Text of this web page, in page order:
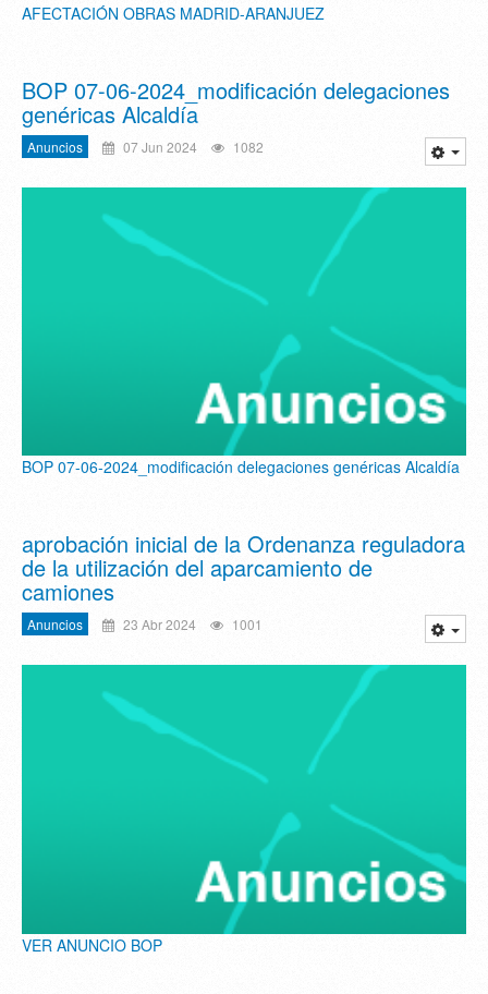
AFECTACIÓN OBRAS MADRID-ARANJUEZ
BOP 07-06-2024_modificación delegaciones
genéricas Alcaldía
Anuncios 07 Jun 2024 1082
BOP 07-06-2024_modificación delegaciones genéricas Alcaldía
aprobación inicial de la Ordenanza reguladora
de la utilización del aparcamiento de
camiones
Anuncios 23 Abr 2024 1001
VER ANUNCIO BOP